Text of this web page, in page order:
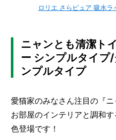
ロリエ さらピュア 吸水
ニャンとも清潔ト
ー シンプルタイプ
ンプルタイプ
愛猫家のみなさん注目の『ニ
お部屋のインテリアと調和
色登場です！